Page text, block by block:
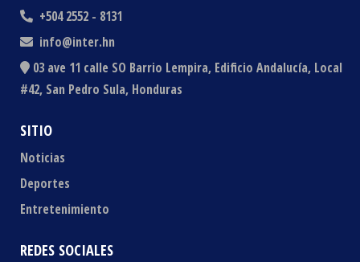
+504 2552 - 8131
info@inter.hn
03 ave 11 calle SO Barrio Lempira, Edificio Andalucía, Local
#42, San Pedro Sula, Honduras
SITIO
Noticias
Deportes
Entretenimiento
REDES SOCIALES